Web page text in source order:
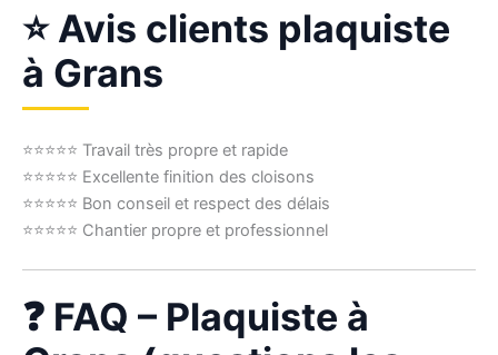
⭐ Avis clients plaquiste
à Grans
⭐⭐⭐⭐⭐ Travail très propre et rapide
⭐⭐⭐⭐⭐ Excellente finition des cloisons
⭐⭐⭐⭐⭐ Bon conseil et respect des délais
⭐⭐⭐⭐⭐ Chantier propre et professionnel
❓ FAQ – Plaquiste à